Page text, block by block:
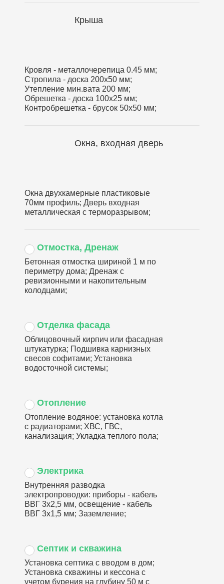
Крыша
Кровля - металлочерепица 0.45 мм;
Стропила - доска 200х50 мм;
Утепление мин.вата 200 мм;
Обрешетка - доска 100х25 мм;
Контробрешетка - брусок 50х50 мм;
Окна, входная дверь
Окна двухкамерные пластиковые
70мм профиль; Дверь входная
металлическая с терморазрывом;
Отмостка, Дренаж
Бетонная отмостка шириной 1 м по
периметру дома; Дренаж с
ревизионными и накопительным
колодцами;
Отделка фасада
Облицовочный кирпич или фасадная
штукатурка; Подшивка карнизных
свесов софитами; Установка
водосточной системы;
Отопление
Отопление водяное: установка котла
с радиаторами; ХВС, ГВС,
канализация; Укладка теплого пола;
Электрика
Внутренняя разводка
электропроводки: приборы - кабель
ВВГ 3х2,5 мм, освещение - кабель
ВВГ 3х1,5 мм; Заземление;
Септик и скважина
Установка септика с вводом в дом;
Установка скважины и кессона с
учетом бурения на глубину 50 м с